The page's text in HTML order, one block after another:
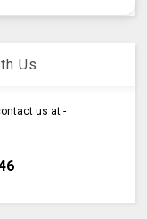
Us
us at -